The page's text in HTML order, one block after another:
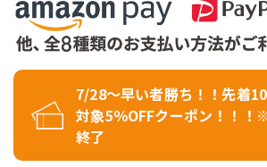
7/28～早い者勝ち！！先着
対象5％OFFクーポン！！！
終了